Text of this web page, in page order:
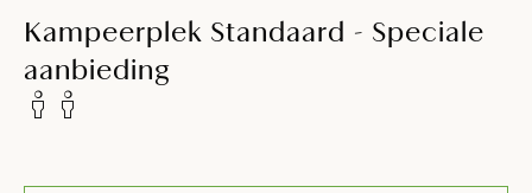
Kampeerplek Standaard - Speciale
aanbieding